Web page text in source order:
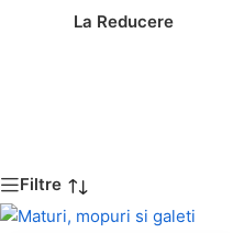
La Reducere
Filtre